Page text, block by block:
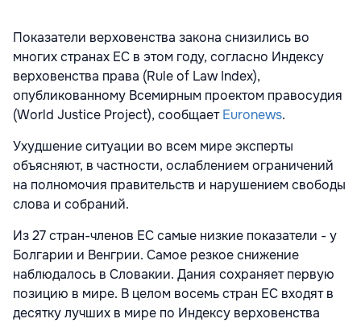
Показатели верховенства закона снизились во
многих странах ЕС в этом году, согласно Индексу
верховенства права (Rule of Law Index),
опубликованному Всемирным проектом правосудия
(World Justice Project), сообщаетEuronews.
Ухудшение ситуации во всем мире эксперты
объясняют, в частности, ослаблением ограничений
на полномочия правительств и нарушением свободы
слова и собраний.
Из 27 стран-членов ЕС самые низкие показатели - у
Болгарии и Венгрии. Самое резкое снижение
наблюдалось в Словакии. Дания сохраняет первую
позицию в мире. В целом восемь стран ЕС входят в
десятку лучших в мире по Индексу верховенства